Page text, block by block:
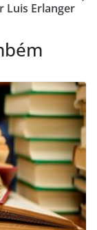
Luis Erlanger